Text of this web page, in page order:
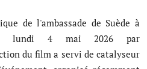
de l'ambassade de Suède à
lundi 4 mai 2026 par
du film a servi de catalyseur